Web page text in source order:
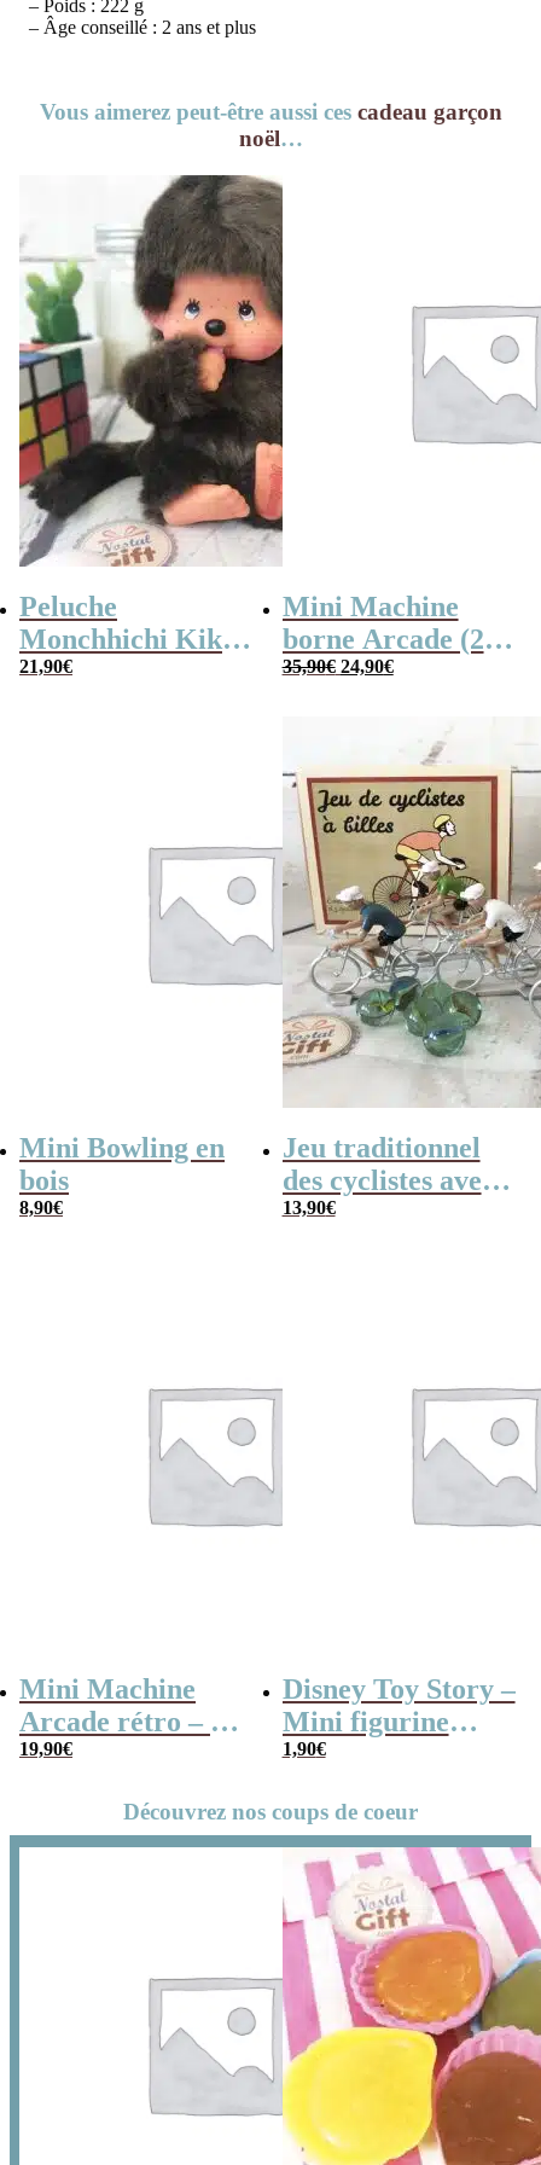
– Poids : 222 g
– Âge conseillé : 2 ans et plus
Vous aimerez peut-être aussi ces cadeau garçon
noël…
Peluche
Monchhichi Kiki
l’original (20 cm)
21,90€
Mini Machine
borne Arcade (240
jeux)
35,90€ Le
prix
24,90€Le
prix
Mini Bowling en
bois
8,90€
Jeu traditionnel
des cyclistes avec
billes – billes et
13,90€
Mini Machine
Arcade rétro – 26
jeux et 99 niveaux
19,90€
Disney Toy Story –
Mini figurine
mystère série B
1,90€
Découvrez nos coups de coeur